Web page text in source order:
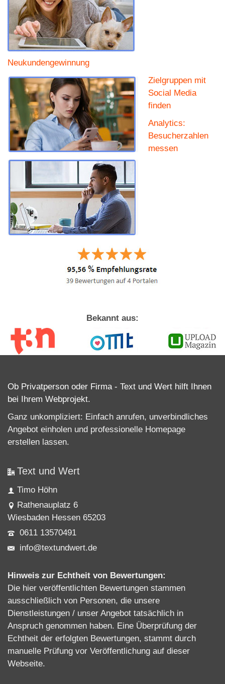
Neukundengewinnung
Zielgruppen mit
Social Media
finden
Analytics:
Besucherzahlen
messen
Bekannt aus:
Ob Privatperson oder Firma - Text und Wert hilft Ihnen
bei Ihrem Webprojekt.
Ganz unkompliziert: Einfach anrufen, unverbindliches
Angebot einholen und professionelle Homepage
erstellen lassen.
Text und Wert
Timo Höhn
Rathenauplatz 6
Wiesbaden Hessen 65203
0611 13570491
info@textundwert.de
Hinweis zur Echtheit von Bewertungen:
Die hier veröffentlichten Bewertungen stammen
ausschließlich von Personen, die unsere
Dienstleistungen / unser Angebot tatsächlich in
Anspruch genommen haben. Eine Überprüfung der
Echtheit der erfolgten Bewertungen, stammt durch
manuelle Prüfung vor Veröffentlichung auf dieser
Webseite.